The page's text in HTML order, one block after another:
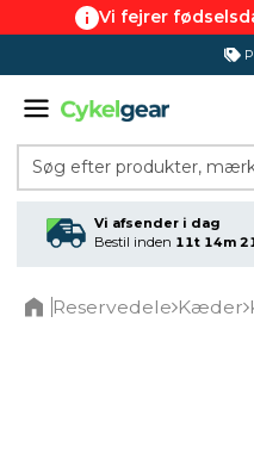
Vi fejrer
365
Søg efter produkter,
Vi afsender i dag
Bestil inden 11t 14m
Reservedele Kæder